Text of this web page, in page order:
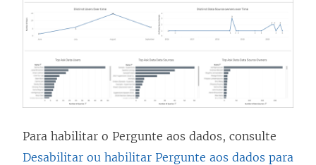
Para habilitar o Pergunte aos dados, consulte
Desabilitar ou habilitar Pergunte aos dados para